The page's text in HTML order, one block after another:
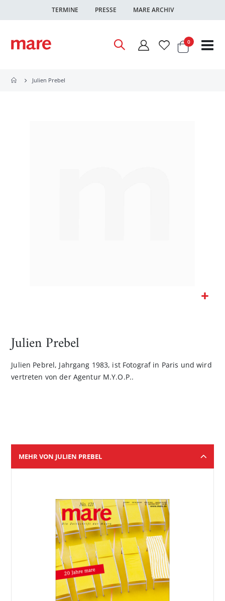
TERMINE PRESSE MARE ARCHIV
Warenkorb
0Artikel
Julien Prebel
Bildgalerie
Julien Prebel
Julien Pebrel, Jahrgang 1983, ist Fotograf in Paris und wird
vertreten von der Agentur M.Y.O.P..
MEHR VON JULIEN PREBEL